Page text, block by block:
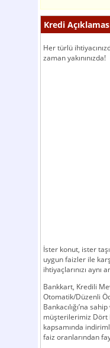
Kredi
Her türlü
zaman yakınınızda!
İster konut, ister
uygun faizler ile
ihtiyaçlarınızı aynı
Bankkart, Kredili
Otomatik/Düzenli
Bankacılığı’na
müşterilerimiz Dört
kapsamında
faiz oranlarından